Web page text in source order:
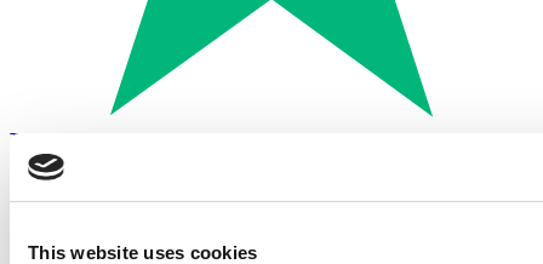
This website uses cookies
Trustpilot
Betalen met: